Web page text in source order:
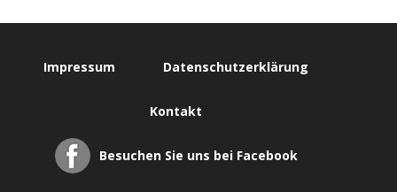
Impressum Datenschutzerklärung
Kontakt
Besuchen Sie uns bei Facebook